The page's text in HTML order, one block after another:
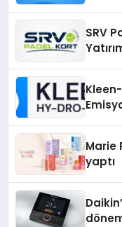
SRV
Marie
yaptı